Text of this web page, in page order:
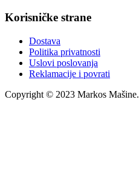
Korisničke strane
Dostava
Politika privatnosti
Uslovi poslovanja
Reklamacije i povrati
Copyright © 2023 Markos Mašine.